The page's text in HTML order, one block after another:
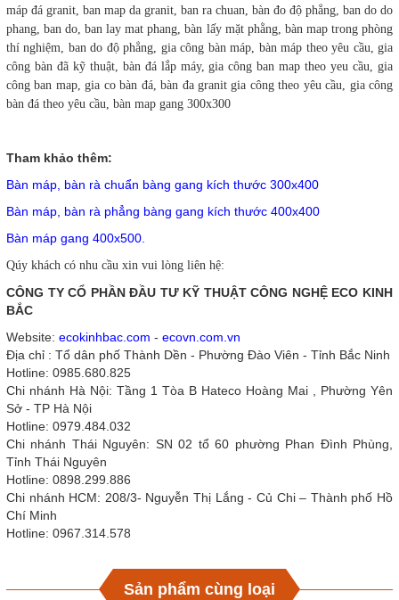
máp đá granit, ban map da granit, ban ra chuan, bàn đo độ phẳng, ban do do
phang, ban do, ban lay mat phang, bàn lấy mặt phằng, bàn map trong phòng
thí nghiệm, ban do độ phẳng, gia công bàn máp, bàn máp theo yêu cầu, gia
công bàn đã kỹ thuật, bàn đá lắp máy, gia công ban map theo yeu cầu, gia
công ban map, gia co bàn đá, bàn đa granit gia công theo yêu cầu, gia công
bàn đá theo yêu cầu, bàn map gang 300x300
Tham khảo thêm:
Bàn máp, bàn rà chuẩn bàng gang kích thước 300x400
Bàn máp, bàn rà phẳng bàng gang kích thước 400x400
Bàn máp gang 400x500.
Qúy khách có nhu cầu xin vui lòng liên hệ:
CÔNG TY CỔ PHẦN ĐẦU TƯ KỸ THUẬT CÔNG NGHỆ ECO KINH
BẮC
Website: ecokinhbac.com - ecovn.com.vn
Địa chỉ : Tổ dân phố Thành Dền - Phường Đào Viên - Tỉnh Bắc Ninh
Hotline: 0985.680.825
Chi nhánh Hà Nội: Tầng 1 Tòa B Hateco Hoàng Mai , Phường Yên
Sở - TP Hà Nội
Hotline: 0979.484.032
Chi nhánh Thái Nguyên: SN 02 tổ 60 phường Phan Đình Phùng,
Tỉnh Thái Nguyên
Hotline: 0898.299.886
Chi nhánh HCM: 208/3- Nguyễn Thị Lắng - Củ Chi – Thành phố Hồ
Chí Minh
Hotline: 0967.314.578
Sản phẩm cùng loại